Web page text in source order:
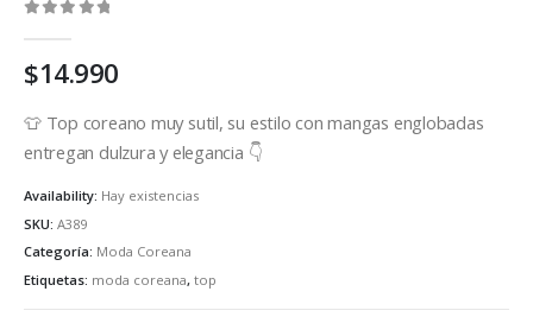
$14.990
👕 Top coreano muy sutil, su estilo con mangas englobadas
entregan dulzura y elegancia 👇
Availability: Hay existencias
SKU: A389
Categoría: Moda Coreana
Etiquetas: moda coreana, top